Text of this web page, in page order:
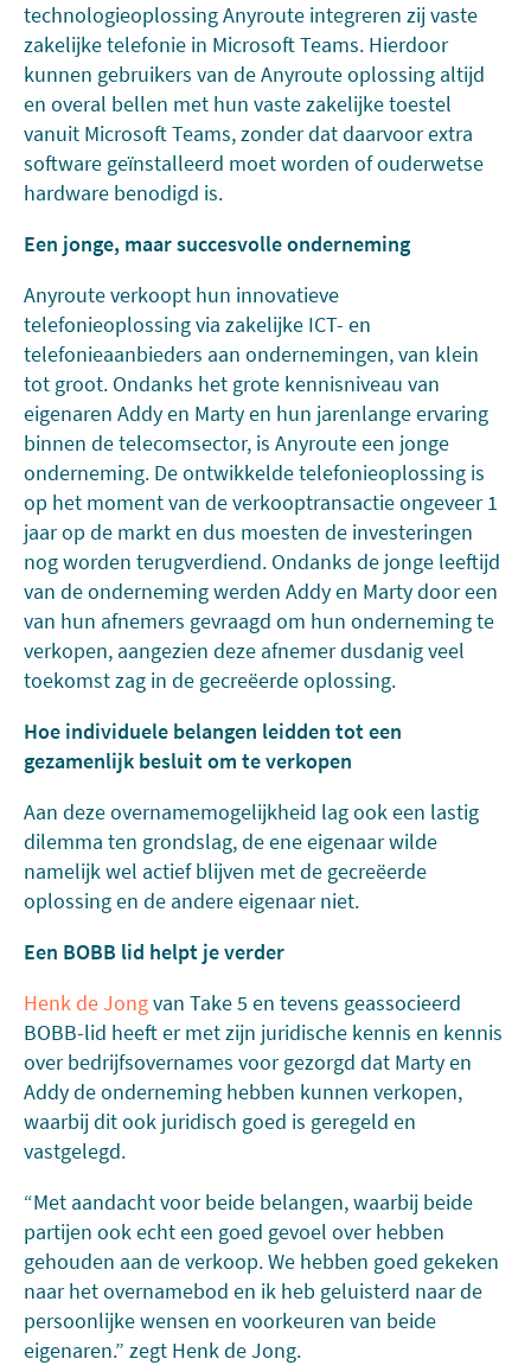
technologieoplossing Anyroute integreren zij vaste
zakelijke telefonie in Microsoft Teams. Hierdoor
kunnen gebruikers van de Anyroute oplossing altijd
en overal bellen met hun vaste zakelijke toestel
vanuit Microsoft Teams, zonder dat daarvoor extra
software geïnstalleerd moet worden of ouderwetse
hardware benodigd is.
Een jonge, maar succesvolle onderneming
Anyroute verkoopt hun innovatieve
telefonieoplossing via zakelijke ICT- en
telefonieaanbieders aan ondernemingen, van klein
tot groot. Ondanks het grote kennisniveau van
eigenaren Addy en Marty en hun jarenlange ervaring
binnen de telecomsector, is Anyroute een jonge
onderneming. De ontwikkelde telefonieoplossing is
op het moment van de verkooptransactie ongeveer 1
jaar op de markt en dus moesten de investeringen
nog worden terugverdiend. Ondanks de jonge leeftijd
van de onderneming werden Addy en Marty door een
van hun afnemers gevraagd om hun onderneming te
verkopen, aangezien deze afnemer dusdanig veel
toekomst zag in de gecreëerde oplossing.
Hoe individuele belangen leidden tot een
gezamenlijk besluit om te verkopen
Aan deze overnamemogelijkheid lag ook een lastig
dilemma ten grondslag, de ene eigenaar wilde
namelijk wel actief blijven met de gecreëerde
oplossing en de andere eigenaar niet.
Een BOBB lid helpt je verder
Henk de Jongvan Take 5 en tevens geassocieerd
BOBB-lid heeft er met zijn juridische kennis en kennis
over bedrijfsovernames voor gezorgd dat Marty en
Addy de onderneming hebben kunnen verkopen,
waarbij dit ook juridisch goed is geregeld en
vastgelegd.
“Met aandacht voor beide belangen, waarbij beide
partijen ook echt een goed gevoel over hebben
gehouden aan de verkoop. We hebben goed gekeken
naar het overnamebod en ik heb geluisterd naar de
persoonlijke wensen en voorkeuren van beide
eigenaren.” zegt Henk de Jong.